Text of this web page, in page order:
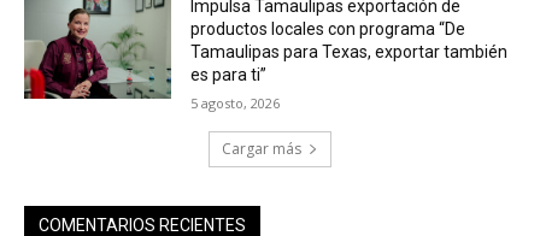
Impulsa Tamaulipas exportación de
productos locales con programa “De
Tamaulipas para Texas, exportar también
es para ti”
5 agosto, 2026
Cargar más
COMENTARIOS RECIENTES